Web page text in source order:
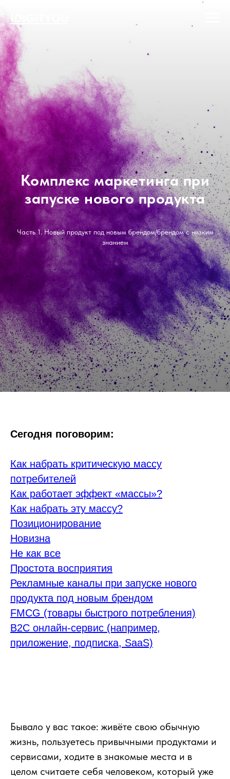
IDIGITYOU
Комплекс маркетинга при
запуске нового продукта
Часть 1. Новый продукт под новым брендом/брендом с низким
знанием
Сегодня поговорим:
Как набрать критическую массу
потребителей
Как работает эффект «массы»?
Как набрать эту массу?
Позиционирование
Новизна
Не как все
Простота восприятия
Рекламные каналы при запуске нового
продукта под новым брендом
FMCG (товары быстрого потребления)
B2C онлайн-сервис (например,
приложение, подписка, SaaS)
Бывало у вас такое: живёте свою обычную
жизнь, пользуетесь привычными продуктами и
сервисами, ходите в знакомые места и в
целом считаете себя человеком, который уже